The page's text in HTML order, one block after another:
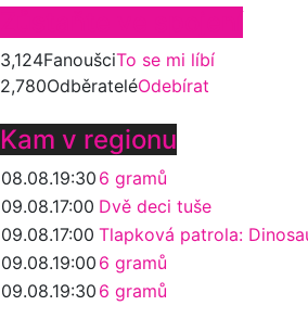
3,124FanoušciTo se mi líbí
2,780OdběrateléOdebírat
Kam v regionu
08.08.19:30 6 gramů
09.08.17:00 Dvě deci tuše
09.08.17:00 Tlapková patrola:
09.08.19:00 6 gramů
09.08.19:30 6 gramů